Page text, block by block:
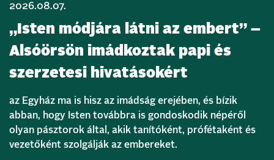
2026.08.07.
„Isten módjára látni az embert” –
Alsóörsön imádkoztak papi és
szerzetesi hivatásokért
az Egyház ma is hisz az imádság erejében, és bízik
abban, hogy Isten továbbra is gondoskodik népéről
olyan pásztorok által, akik tanítóként, prófétaként és
vezetőként szolgálják az embereket.